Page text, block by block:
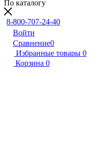
По каталогу
8-800-707-24-40
Войти
Сравнение0
Избранные товары 0
Корзина 0